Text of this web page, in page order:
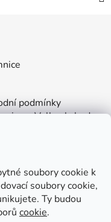
soubory cookie k
soubory cookie,
Ty budou
cookie.
podmínky
Velkoobchod
705